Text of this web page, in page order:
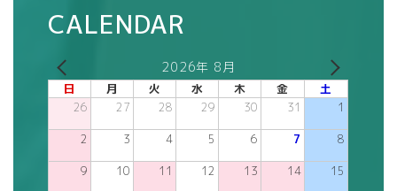
CALENDAR
2026年 8月
日 月 火 水 木 金 土
26 27 28 29 30 31 1
2 3 4 5 6 7 8
9 10 11 12 13 14 15